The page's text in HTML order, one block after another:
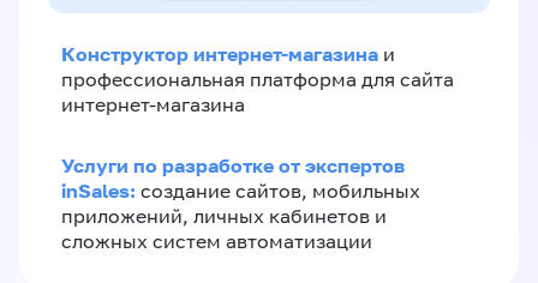
Конструктор интернет-магазина и
профессиональная платформа для сайта
интернет-магазина
Услуги по разработке от экспертов
inSales: создание сайтов, мобильных
приложений, личных кабинетов и
сложных систем автоматизации